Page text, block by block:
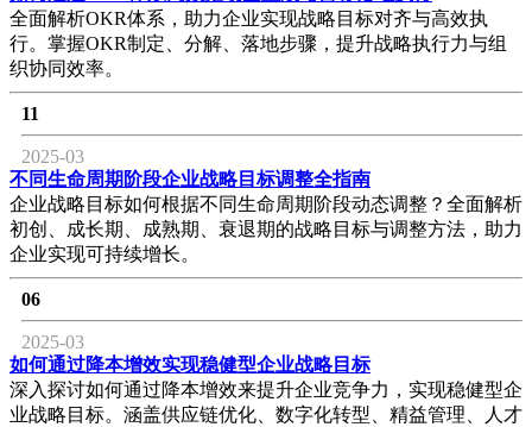
全面解析OKR体系，助力企业实现战略目标对齐与高效执
行。掌握OKR制定、分解、落地步骤，提升战略执行力与组
织协同效率。
11
2025-03
不同生命周期阶段企业战略目标调整全指南
企业战略目标如何根据不同生命周期阶段动态调整？全面解析
初创、成长期、成熟期、衰退期的战略目标与调整方法，助力
企业实现可持续增长。
06
2025-03
如何通过降本增效实现稳健型企业战略目标
深入探讨如何通过降本增效来提升企业竞争力，实现稳健型企
业战略目标。涵盖供应链优化、数字化转型、精益管理、人才